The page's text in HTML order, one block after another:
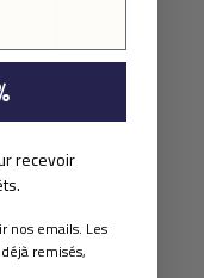
recevoir
nos emails. Les
remisés,